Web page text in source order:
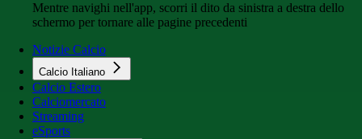
Mentre navighi nell'app, scorri il dito da sinistra a destra dello
schermo per tornare alle pagine precedenti
Notizie Calcio
Calcio Italiano
Calcio Estero
Calciomercato
Streaming
eSports